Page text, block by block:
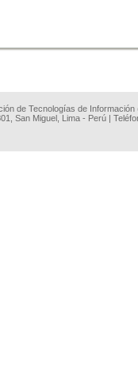
de Tecnologías de
San Miguel, Lima - Perú |